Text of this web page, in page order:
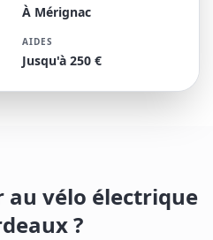
À Mérignac
AIDES
Jusqu'à 250 €
au vélo électrique
?